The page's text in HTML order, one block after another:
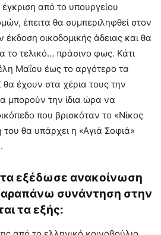
από το υπουργείου
έπειτα θα συμπεριληφθεί στον
οικοδομικής άδειας και θα
το τελικό… πράσινο φως. Κάτι
Μαΐου έως το αργότερο τα
έχουν στα χέρια τους την
μπορούν την ίδια ώρα να
που βρισκόταν το «Νίκος
θα υπάρχει η «Αγιά Σοφιά»
εξέδωσε ανακοίνωση
συνάντηση στην
τα εξής: